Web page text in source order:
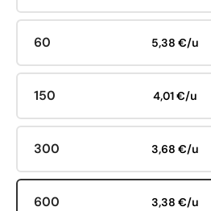
60 5,38 €/u
150 4,01 €/u
300 3,68 €/u
600 3,38 €/u